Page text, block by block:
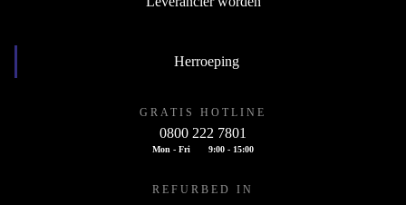
Herroeping
GRATIS HOTLINE
0800 222 7801
Mon - Fri 9:00 - 15:00
REFURBED IN